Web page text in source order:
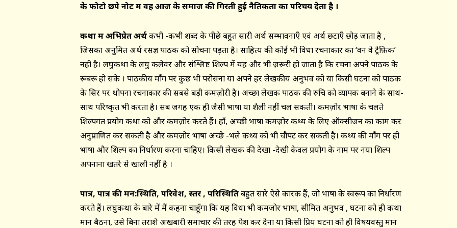
के फोटो छपे नोट में वह आज के समाज की गिरती हुई नैतिकता का परिचय देता है ।
कथा में अभिप्रेत अर्थकभी -कभी शब्द के पीछे बहुत सारी अर्थ सम्भावनाएँ एवं अर्थ छटाएँ छोड़ जाता है ,
जिसका अनुमित अर्थ रसज्ञ पाठक को सोचना पड़ता है। साहित्य की कोई भी विधा रचनाकार का ‘वन वे ट्रैफ़िक’
नही है। लघुकथा के लघु कलेवर और संश्लिष्ट शिल्प में यह और भी ज़रूरी हो जाता है कि रचना अपने पाठक के
रूबरू हो सके । पाठकीय माँग पर कुछ भी परोसना या अपने हर लेखकीय अनुभव को या किसी घटना को पाठक
के सिर पर थोपना रचनाकार की सबसे बड़ी कमज़ोरी है। अच्छा लेखक पाठक की रुचि को व्यापक बनाने के साथ-
साथ परिष्कृत भी करता है। सब जगह एक ही जैसी भाषा या शैली नहीं चल सकती। कमज़ोर भाषा के चलते
शिल्पगत प्रयोग कथा को और कमज़ोर करते हैं। हाँ, अच्छी भाषा कमज़ोर कथ्य के लिए ऑक्सीजन का काम कर
अनुप्राणित कर सकती है और कमज़ोर भाषा अच्छे -भले कथ्य को भी चौपट कर सकती है। कथ्य की माँग पर ही
भाषा और शिल्प का निर्धारण करना चाहिए। किसी लेखक की देखा -देखी केवल प्रयोग के नाम पर नया शिल्प
अपनाना खतरे से खाली नहीं है ।
पात्र, पात्र की मन:स्थिति, परिवेश, स्तर , परिस्थितिबहुत सारे ऐसे कारक हैं, जो भाषा के स्वरूप का निर्धारण
करते हैं। लघुकथा के बारे में मैं कहना चाहूँगा कि यह विधा भी कमज़ोर भाषा, सीमित अनुभव , घटना को ही कथा
मान बैठना, उसे बिना तराशे अखबारी समाचार की तरह पेश कर देना या किसी प्रिय घटना को ही विषयवस्तु मान